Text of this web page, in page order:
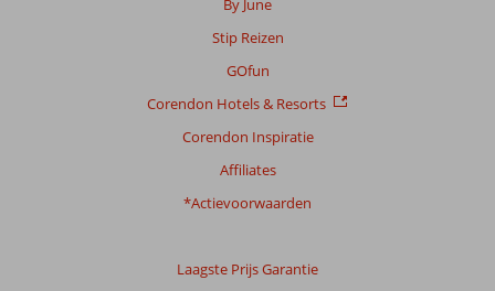
By June
Stip Reizen
GOfun
Corendon Hotels & Resorts
Corendon Inspiratie
Affiliates
*Actievoorwaarden
Laagste Prijs Garantie